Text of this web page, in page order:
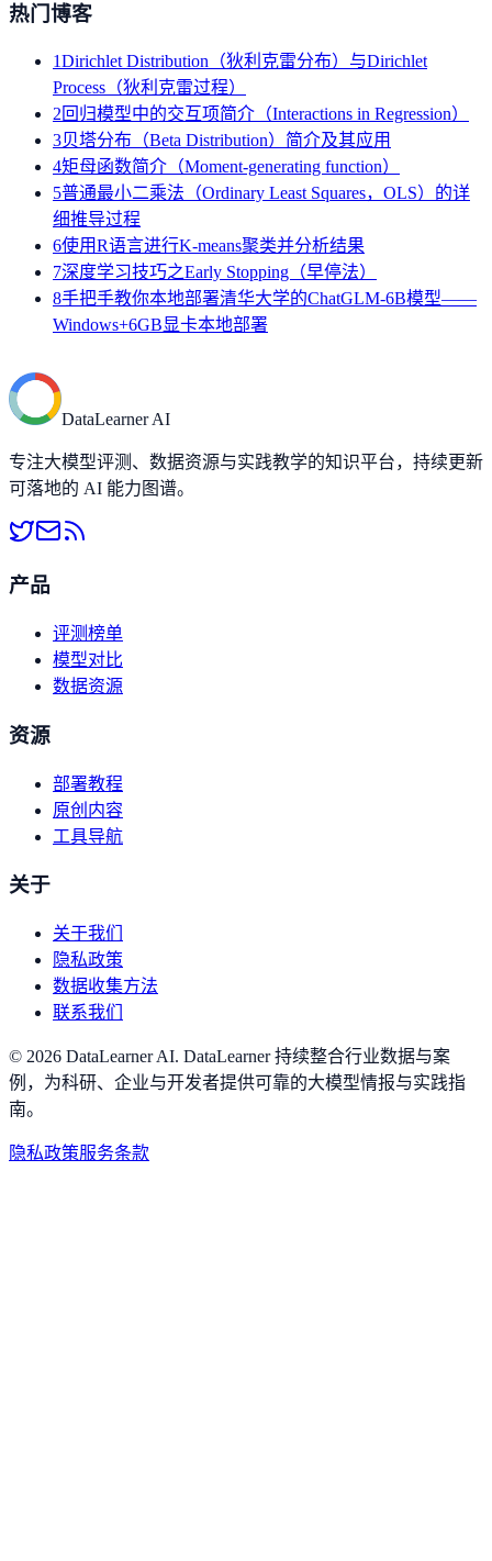
热门博客
1Dirichlet Distribution（狄利克雷分布）与Dirichlet
Process（狄利克雷过程）
2回归模型中的交互项简介（Interactions in Regression）
3贝塔分布（Beta Distribution）简介及其应用
4矩母函数简介（Moment-generating function）
5普通最小二乘法（Ordinary Least Squares，OLS）的详
细推导过程
6使用R语言进行K-means聚类并分析结果
7深度学习技巧之Early Stopping（早停法）
8手把手教你本地部署清华大学的ChatGLM-6B模型——
Windows+6GB显卡本地部署
DataLearner AI
专注大模型评测、数据资源与实践教学的知识平台，持续更新
可落地的 AI 能力图谱。
产品
评测榜单
模型对比
数据资源
资源
部署教程
原创内容
工具导航
关于
关于我们
隐私政策
数据收集方法
联系我们
© 2026 DataLearner AI. DataLearner 持续整合行业数据与案
例，为科研、企业与开发者提供可靠的大模型情报与实践指
南。
隐私政策服务条款